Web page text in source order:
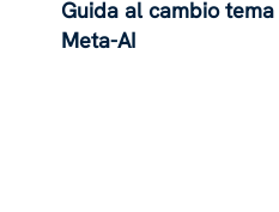
Guida al cambio
Meta-AI